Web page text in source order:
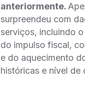
anteriormente.
surpreendeu com
serviços, incluindo
do impulso fiscal,
e do aquecimento
históricas e nível de